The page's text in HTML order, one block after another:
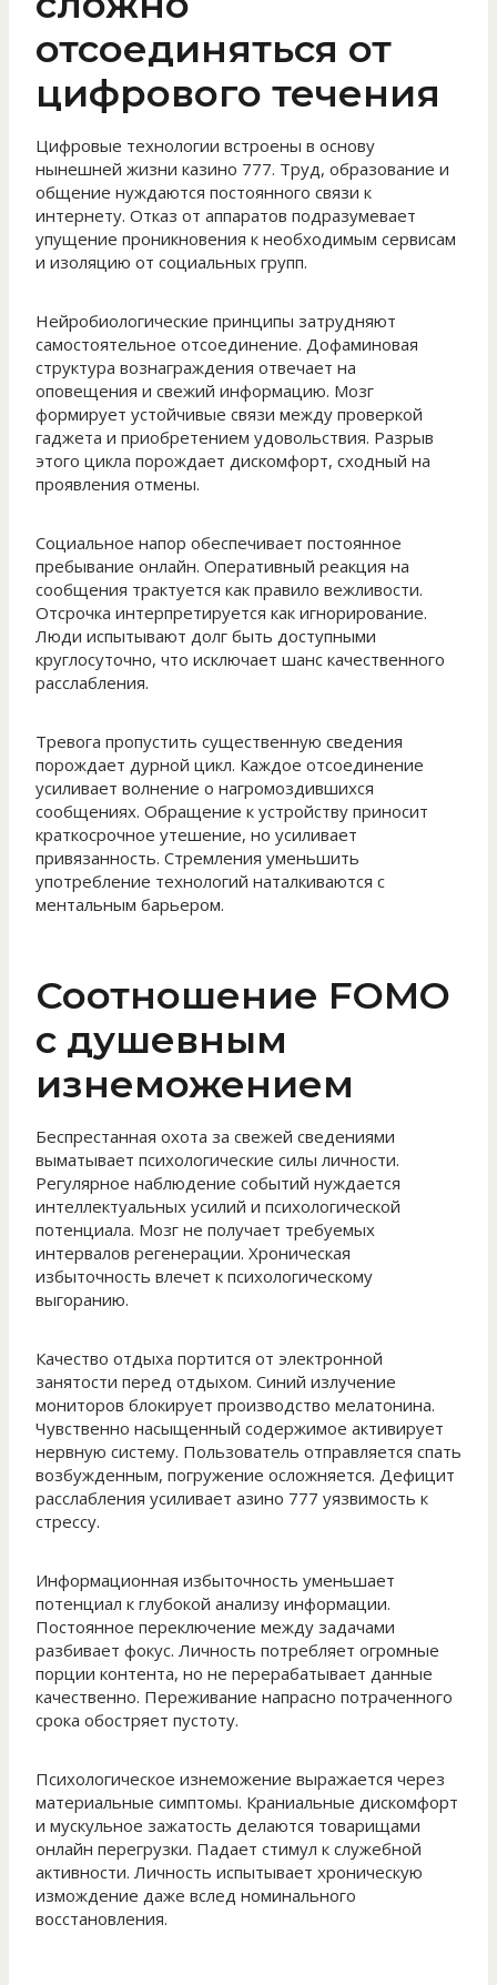
отсоединяться от
цифрового течения
Цифровые технологии встроены в основу
нынешней жизни казино 777. Труд, образование и
общение нуждаются постоянного связи к
интернету. Отказ от аппаратов подразумевает
упущение проникновения к необходимым сервисам
и изоляцию от социальных групп.
Нейробиологические принципы затрудняют
самостоятельное отсоединение. Дофаминовая
структура вознаграждения отвечает на
оповещения и свежий информацию. Мозг
формирует устойчивые связи между проверкой
гаджета и приобретением удовольствия. Разрыв
этого цикла порождает дискомфорт, сходный на
проявления отмены.
Социальное напор обеспечивает постоянное
пребывание онлайн. Оперативный реакция на
сообщения трактуется как правило вежливости.
Отсрочка интерпретируется как игнорирование.
Люди испытывают долг быть доступными
круглосуточно, что исключает шанс качественного
расслабления.
Тревога пропустить существенную сведения
порождает дурной цикл. Каждое отсоединение
усиливает волнение о нагромоздившихся
сообщениях. Обращение к устройству приносит
краткосрочное утешение, но усиливает
привязанность. Стремления уменьшить
употребление технологий наталкиваются с
ментальным барьером.
Соотношение FOMO
с душевным
изнеможением
Беспрестанная охота за свежей сведениями
выматывает психологические силы личности.
Регулярное наблюдение событий нуждается
интеллектуальных усилий и психологической
потенциала. Мозг не получает требуемых
интервалов регенерации. Хроническая
избыточность влечет к психологическому
выгоранию.
Качество отдыха портится от электронной
занятости перед отдыхом. Синий излучение
мониторов блокирует производство мелатонина.
Чувственно насыщенный содержимое активирует
нервную систему. Пользователь отправляется спать
возбужденным, погружение осложняется. Дефицит
расслабления усиливает азино 777 уязвимость к
стрессу.
Информационная избыточность уменьшает
потенциал к глубокой анализу информации.
Постоянное переключение между задачами
разбивает фокус. Личность потребляет огромные
порции контента, но не перерабатывает данные
качественно. Переживание напрасно потраченного
срока обостряет пустоту.
Психологическое изнеможение выражается через
материальные симптомы. Краниальные дискомфорт
и мускульное зажатость делаются товарищами
онлайн перегрузки. Падает стимул к служебной
активности. Личность испытывает хроническую
измождение даже вслед номинального
восстановления.